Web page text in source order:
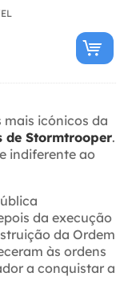
mais icónicos da
de Stormtrooper.
indiferente ao
da execução
da Ordem
às ordens
a conquistar a